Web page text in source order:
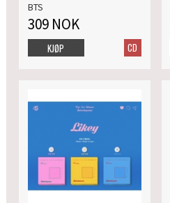
BTS
309 NOK
CD
KJØP